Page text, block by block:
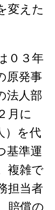
変えた
０３年
原発事
法人部
月に
）を代
基準運
複雑で
担当者
賠償の